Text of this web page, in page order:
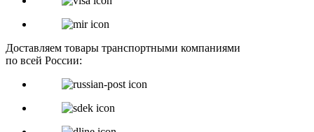
Доставляем товары транспортными компаниями
по всей России: